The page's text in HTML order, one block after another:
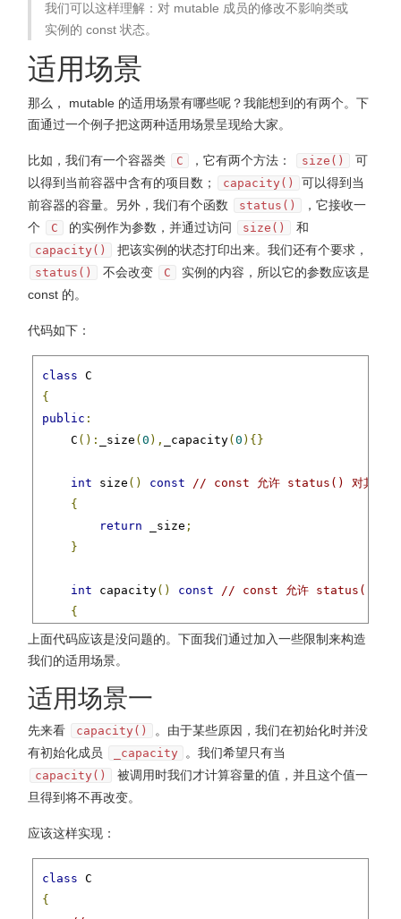
int main()
{
    c
// error: read-only variable is not
    c
. 6 // ok
    c
.func();
return 0 ;
我们可以这样理解：对 mutable 成员的修改不影响类或
实例的 const 状态。
适用场景
那么， mutable 的适用场景有哪些呢？我能想到的有两个。下
面通过一个例子把这两种适用场景呈现给大家。
比如，我们有一个容器类 C ，它有两个方法： size()
可
以得到当前容器中含有的项目数；
capacity()
可以得到当
前容器的容量。另外，我们有个函数
status()
，它接收一
个
C 的实例作为参数，并通过访问 size() 和
capacity() 把该实例的状态打印出来。我们还有个要求，
status() 不会改变 C
实例的内容，所以它的参数应该是
const 的。
代码如下：
class
{
public :
    C
(): _size ( 0 ), _capacity( 0 ){}
int size () const
// const 允许 status() 对其访问
{
return _size ;
}
int capacity() const
// const 允许 status() 对其
{
return _capacity;
}
private:
int _capacity
;
};
void status(const
{
上面代码应该是没问题的。下面我们通过加入一些限制来构造
我们的适用场景。
适用场景一
先来看 capacity()
。由于某些原因，我们在初始化时并没
有初始化成员
_capacity 。我们希望只有当
capacity()
被调用时我们才计算容量的值，并且这个值一
旦得到将不再改变。
应该这样实现：
class
{